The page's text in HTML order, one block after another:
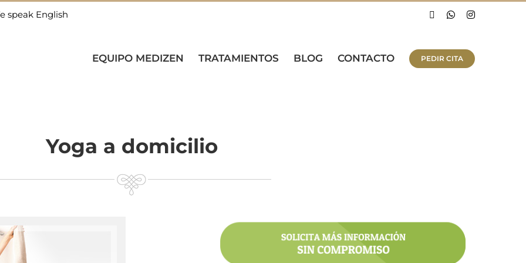
speak English FacebookWhatsAppInstagram
EQUIPO MEDIZEN TRATAMIENTOS BLOG CONTACTO PEDIR CITA
Yoga a domicilio